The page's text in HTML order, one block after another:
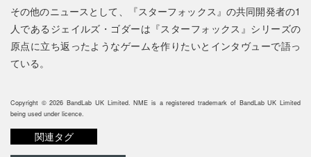
その他のニュースとして、『スターフォックス』の共同開発者の1
人であるジェイルズ・ゴダーは『スターフォックス』シリーズの
原点に立ち返ったようなゲームを作りたいとインタヴューで語っ
ている。
Copyright © 2026 BandLab UK Limited. NME is a registered trademark of BandLab UK Limited
being used under licence.
関連タグ